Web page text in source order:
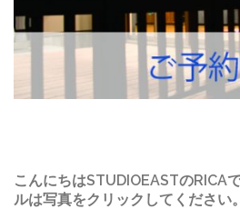
こんにちはSTUDIOEASTのRICA
ルは写真をクリックしてください。